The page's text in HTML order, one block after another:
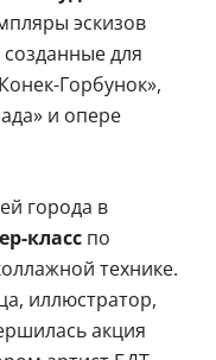
эскизов
для
Горбунок»,
и опере
города в
класс по
технике.
иллюстратор,
акция